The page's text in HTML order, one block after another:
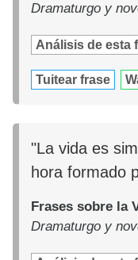
Dramaturgo y
Análisis de esta
Tuitear frase
"La vida es
hora formado
Frases sobre la
Dramaturgo y